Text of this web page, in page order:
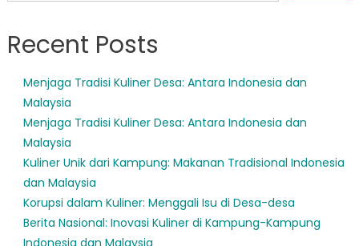
Recent Posts
Menjaga Tradisi Kuliner Desa: Antara Indonesia dan
Malaysia
Menjaga Tradisi Kuliner Desa: Antara Indonesia dan
Malaysia
Kuliner Unik dari Kampung: Makanan Tradisional Indonesia
dan Malaysia
Korupsi dalam Kuliner: Menggali Isu di Desa-desa
Berita Nasional: Inovasi Kuliner di Kampung-Kampung
Indonesia dan Malaysia